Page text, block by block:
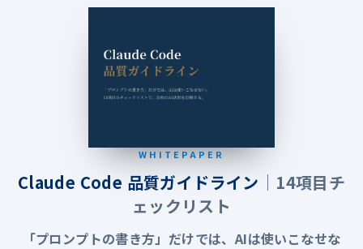
WHITEPAPER
Claude Code 品質ガイドライン ｜14項目チ
ェックリスト
「プロンプトの書き方」だけでは、AIは使いこなせな